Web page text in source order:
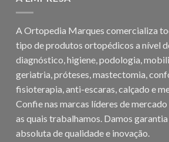
A Ortopedia Marques comercializa
tipo de produtos ortopédicos a nível
diagnóstico, higiene, podologia,
geriatria, próteses, mastectomia,
fisioterapia, anti-escaras, calçado e
Confie nas marcas líderes de
as quais trabalhamos. Damos garantia
absoluta de qualidade e inovação.